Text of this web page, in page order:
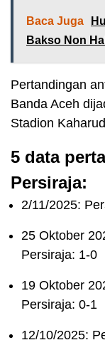
Baca Juga
Bakso Non
Pertandingan
Banda Aceh
Stadion
5 data
Persiraja:
2/11/2025:
25 Oktober
Persiraja: 1-0
19 Oktober
Persiraja: 0-1
12/10/2025: